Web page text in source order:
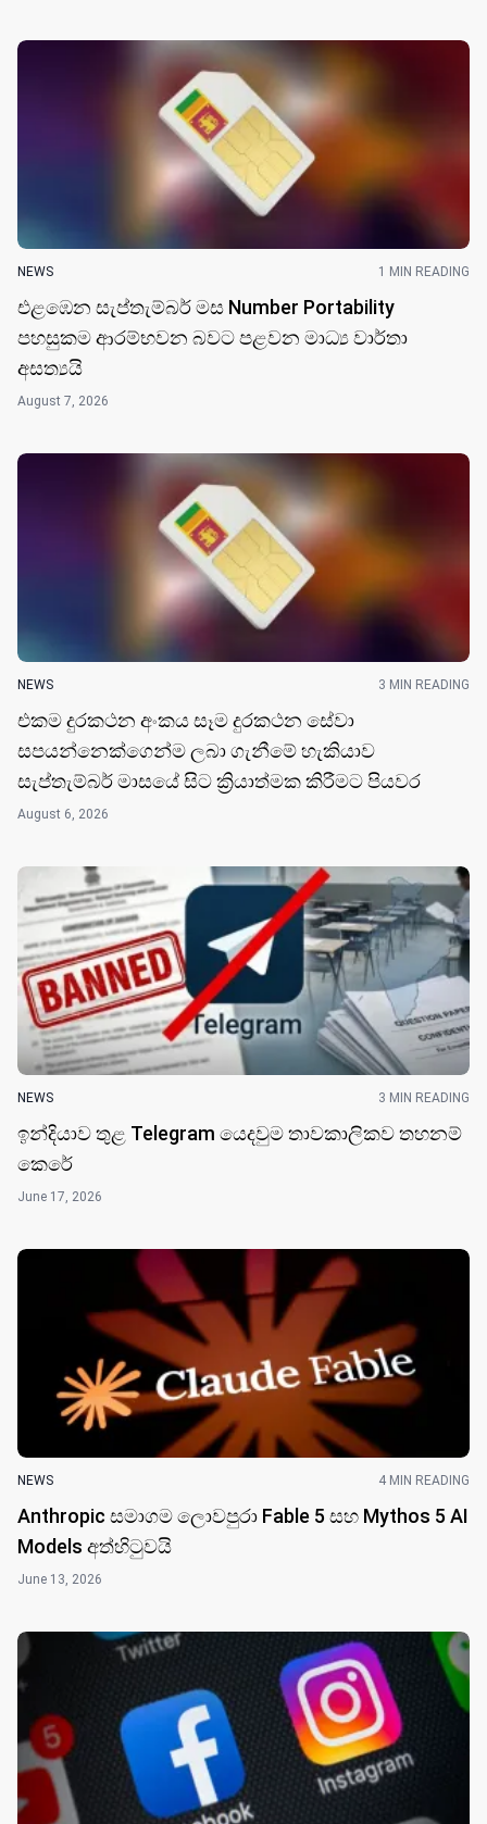
NEWS 1 MIN READING
එළඹෙන සැප්තැම්බර් මස Number Portability
පහසුකම ආරම්භවන බවට පළවන මාධ්‍ය වාර්තා
අසත්‍යයි
August 7, 2026
NEWS 3 MIN READING
එකම දුරකථන අංකය සෑම දුරකථන සේවා
සපයන්නෙක්ගෙන්ම ලබා ගැනීමේ හැකියාව
සැප්තැම්බර් මාසයේ සිට ක්‍රියාත්මක කිරීමට පියවර
August 6, 2026
NEWS 3 MIN READING
ඉන්දියාව තුළ Telegram යෙදවුම තාවකාලිකව තහනම්
කෙරේ
June 17, 2026
NEWS 4 MIN READING
Anthropic සමාගම ලොවපුරා Fable 5 සහ Mythos 5 AI
Models අත්හිටුවයි
June 13, 2026